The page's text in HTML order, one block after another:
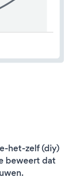
het-zelf (diy)
beweert dat